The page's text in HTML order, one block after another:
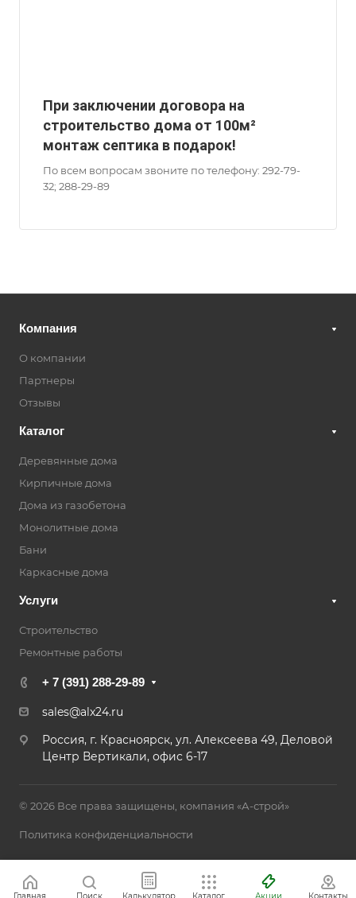
При заключении договора на
строительство дома от 100м²
монтаж септика в подарок!
По всем вопросам звоните по телефону: 292-79-
32; 288-29-89
Компания
О компании
Партнеры
Отзывы
Каталог
Деревянные дома
Кирпичные дома
Дома из газобетона
Монолитные дома
Бани
Каркасные дома
Услуги
Строительство
Ремонтные работы
+ 7 (391) 288-29-89
sales@alx24.ru
Россия, г. Красноярск, ул. Алексеева 49, Деловой
Центр Вертикали, офис 6-17
© 2026 Все права защищены, компания «А-строй»
Политика конфиденциальности